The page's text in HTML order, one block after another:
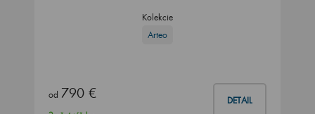
Kolekcie
Arteo
od 790 € DETAIL